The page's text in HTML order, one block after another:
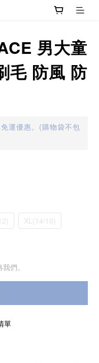
男大童
毛 防風 防
運優惠。(購物袋不包
XL(14/16)
們。
單